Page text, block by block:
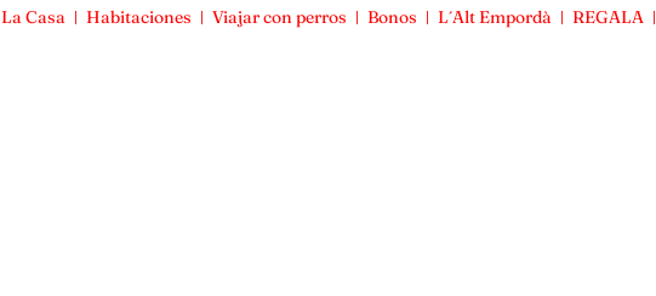
La Casa Habitaciones Viajar con perros Bonos L´Alt Empordà REGALA
La Casa Habitaciones Viajar con perros Bonos L´Alt Empordà REGALA